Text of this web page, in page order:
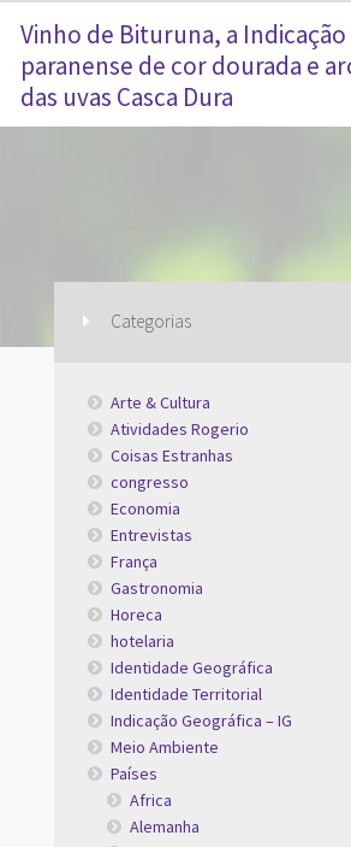
Vinho de Bituruna, a Indicação
paranense de cor dourada e
das uvas Casca Dura
Categorias
Arte & Cultura
Atividades Rogerio
Coisas Estranhas
congresso
Economia
Entrevistas
França
Gastronomia
Horeca
hotelaria
Identidade Geográfica
Identidade Territorial
Indicação Geográfica – IG
Meio Ambiente
Países
Africa
Alemanha